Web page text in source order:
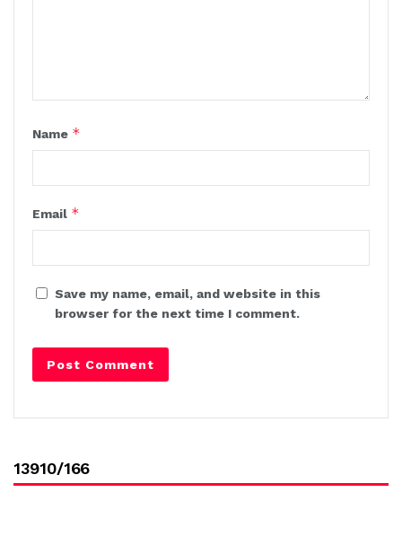
Name *
Email *
Save my name, email, and website in this
browser for the next time I comment.
13910/166